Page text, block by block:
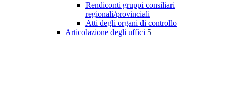
Rendiconti gruppi consiliari
regionali/provinciali
Atti degli organi di controllo
Articolazione degli uffici 5